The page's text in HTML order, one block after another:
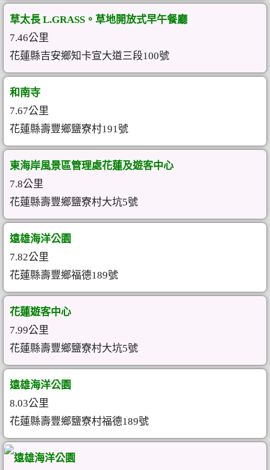
草太長 L.GRASS。草地開放式早午餐廳
7.46公里
花蓮縣吉安鄉知卡宣大道三段100號
和南寺
7.67公里
花蓮縣壽豐鄉鹽寮村191號
東海岸風景區管理處花蓮及遊客中心
7.8公里
花蓮縣壽豐鄉鹽寮村大坑5號
遠雄海洋公園
7.82公里
花蓮縣壽豐鄉福德189號
花蓮遊客中心
7.99公里
花蓮縣壽豐鄉鹽寮村大坑5號
遠雄海洋公園
8.03公里
花蓮縣壽豐鄉鹽寮村福德189號
遠雄海洋公園